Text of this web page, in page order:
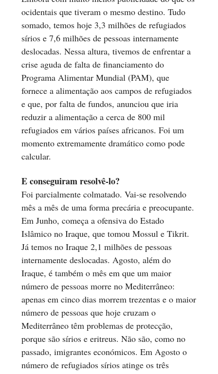
ocidentais que tiveram o mesmo destino. Tudo
somado, temos hoje 3,3 milhões de refugiados
sírios e 7,6 milhões de pessoas internamente
deslocadas. Nessa altura, tivemos de enfrentar a
crise aguda de falta de financiamento do
Programa Alimentar Mundial (PAM), que
fornece a alimentação aos campos de refugiados
e que, por falta de fundos, anunciou que iria
reduzir a alimentação a cerca de 800 mil
refugiados em vários países africanos. Foi um
momento extremamente dramático como pode
calcular.
E conseguiram resolvê-lo?
Foi parcialmente colmatado. Vai-se resolvendo
mês a mês de uma forma precária e preocupante.
Em Junho, começa a ofensiva do Estado
Islâmico no Iraque, que tomou Mossul e Tikrit.
Já temos no Iraque 2,1 milhões de pessoas
internamente deslocadas. Agosto, além do
Iraque, é também o mês em que um maior
número de pessoas morre no Mediterrâneo:
apenas em cinco dias morrem trezentas e o maior
número de pessoas que hoje cruzam o
Mediterrâneo têm problemas de protecção,
porque são sírios e eritreus. Não são, como no
passado, imigrantes económicos. Em Agosto o
número de refugiados sírios atinge os três